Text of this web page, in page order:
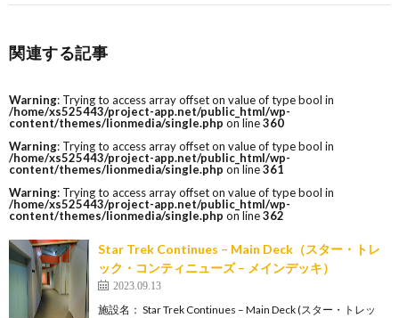
関連する記事
Warning: Trying to access array offset on value of type bool in
/home/xs525443/project-app.net/public_html/wp-
content/themes/lionmedia/single.php on line360
Warning: Trying to access array offset on value of type bool in
/home/xs525443/project-app.net/public_html/wp-
content/themes/lionmedia/single.php on line361
Warning: Trying to access array offset on value of type bool in
/home/xs525443/project-app.net/public_html/wp-
content/themes/lionmedia/single.php on line362
Star Trek Continues – Main Deck（スター・トレ
ック・コンティニューズ – メインデッキ）
2023.09.13
施設名： Star Trek Continues – Main Deck (スター・トレッ